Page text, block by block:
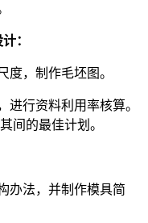
：
，制作毛坯图。
行资料利用率核算。
间的最佳计划。
法，并制作模具简